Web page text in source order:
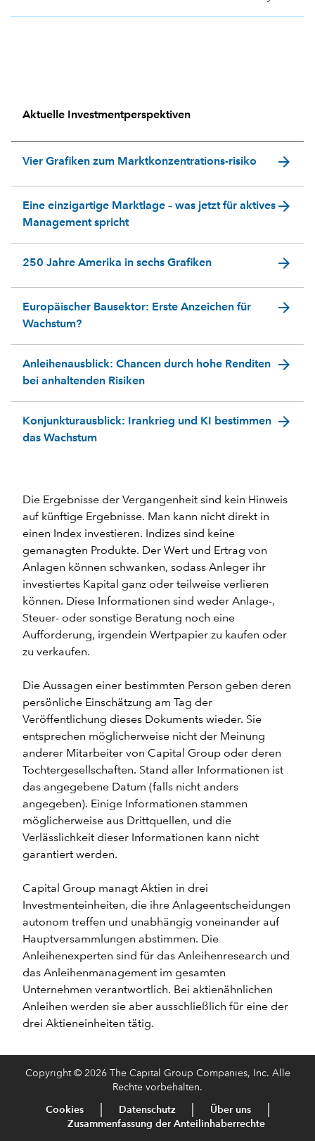
Aktuelle Investmentperspektiven
Vier Grafiken zum Marktkonzentrations-risiko arrow_forward
Eine einzigartige Marktlage – was jetzt für aktives
Management spricht
arrow_forward
250 Jahre Amerika in sechs Grafiken arrow_forward
Europäischer Bausektor: Erste Anzeichen für
Wachstum?
arrow_forward
Anleihenausblick: Chancen durch hohe Renditen
bei anhaltenden Risiken
arrow_forward
Konjunkturausblick: Irankrieg und KI bestimmen
das Wachstum
arrow_forward
Die Ergebnisse der Vergangenheit sind kein Hinweis
auf künftige Ergebnisse. Man kann nicht direkt in
einen Index investieren. Indizes sind keine
gemanagten Produkte. Der Wert und Ertrag von
Anlagen können schwanken, sodass Anleger ihr
investiertes Kapital ganz oder teilweise verlieren
können. Diese Informationen sind weder Anlage-,
Steuer- oder sonstige Beratung noch eine
Aufforderung, irgendein Wertpapier zu kaufen oder
zu verkaufen.
Die Aussagen einer bestimmten Person geben deren
persönliche Einschätzung am Tag der
Veröffentlichung dieses Dokuments wieder. Sie
entsprechen möglicherweise nicht der Meinung
anderer Mitarbeiter von Capital Group oder deren
Tochtergesellschaften. Stand aller Informationen ist
das angegebene Datum (falls nicht anders
angegeben). Einige Informationen stammen
möglicherweise aus Drittquellen, und die
Verlässlichkeit dieser Informationen kann nicht
garantiert werden.
Capital Group managt Aktien in drei
Investmenteinheiten, die ihre Anlageentscheidungen
autonom treffen und unabhängig voneinander auf
Hauptversammlungen abstimmen. Die
Anleihenexperten sind für das Anleihenresearch und
das Anleihenmanagement im gesamten
Unternehmen verantwortlich. Bei aktienähnlichen
Anleihen werden sie aber ausschließlich für eine der
drei Aktieneinheiten tätig.
Copyright © 2026 The Capital Group Companies, Inc. Alle
Rechte vorbehalten.
Cookies Datenschutz
Über uns
Zusammenfassung der Anteilinhaberrechte